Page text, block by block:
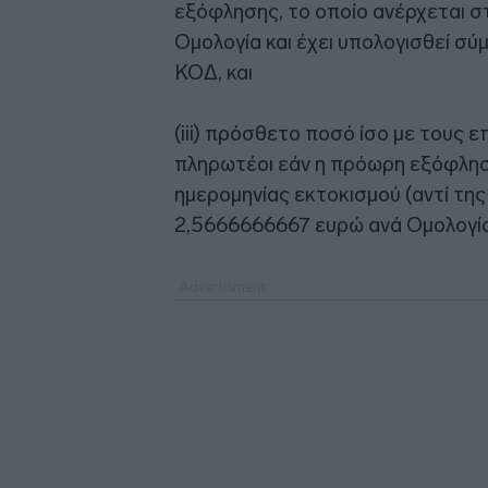
εξόφλησης, το οποίο ανέρχεται
Ομολογία και έχει υπολογισθεί
ΚΟΔ, και
(iii) πρόσθετο ποσό ίσο με τους
πληρωτέοι εάν η πρόωρη
ημερομηνίας εκτοκισμού (αντί
2,5666666667 ευρώ ανά